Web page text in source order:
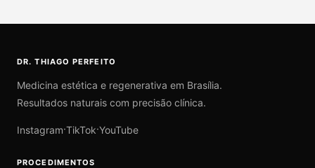
DR. THIAGO PERFEITO
Medicina estética e regenerativa em Brasília.
Resultados naturais com precisão clínica.
Instagram·TikTok·YouTube
PROCEDIMENTOS